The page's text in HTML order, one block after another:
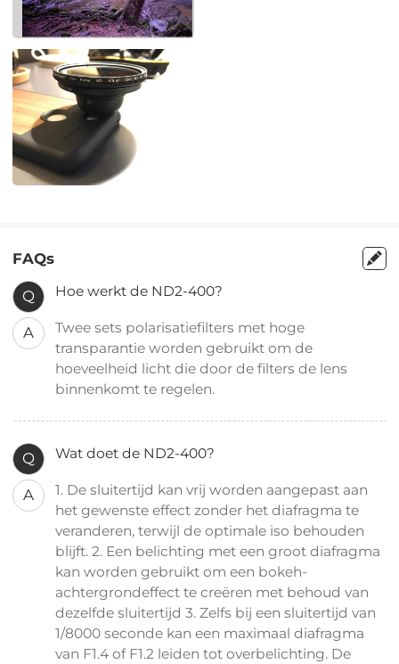
FAQs
Q Hoe werkt de ND2-400?
A
Twee sets polarisatiefilters met hoge
transparantie worden gebruikt om de
hoeveelheid licht die door de filters de lens
binnenkomt te regelen.
Q Wat doet de ND2-400?
A
1. De sluitertijd kan vrij worden aangepast aan
het gewenste effect zonder het diafragma te
veranderen, terwijl de optimale iso behouden
blijft. 2. Een belichting met een groot diafragma
kan worden gebruikt om een ​​bokeh-
achtergrondeffect te creëren met behoud van
dezelfde sluitertijd 3. Zelfs bij een sluitertijd van
1/8000 seconde kan een maximaal diafragma
van F1.4 of F1.2 leiden tot overbelichting. De